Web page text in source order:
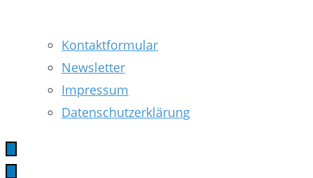
Kontaktformular
Newsletter
Impressum
Datenschutzerklärung